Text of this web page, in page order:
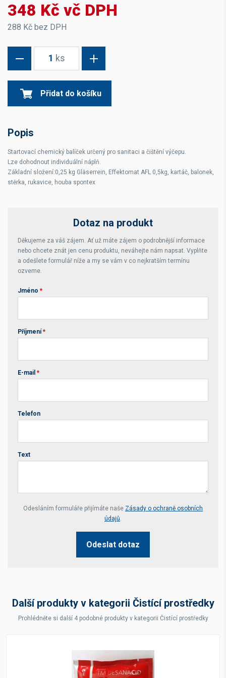
348 Kč vč DPH
288 Kč bez DPH
1 ks
Přidat do košíku
Popis
Startovací chemický balíček určený pro sanitaci a čištění výčepu.
Lze dohodnout individuální náplň.
Základní složení:0,25 kg Gläserrein, Effektomat AFL 0,5kg, kartáč, balonek,
stěrka, rukavice, houba spontex
Dotaz na produkt
Děkujeme za váš zájem. Ať už máte zájem o podrobnější informace
nebo chcete znát jen cenu produktu, neváhejte nám napsat. Vyplňte
a odešlete formulář níže a my se vám v co nejkratším termínu
ozveme.
Jméno *
Příjmení *
E-mail *
Telefon
Text
Your website *
Odesláním formuláře přijímáte naše Zásady o ochraně osobních
údajů.
Odeslat dotaz
Další produkty v kategorii Čistící prostředky
Prohlédněte si další 4 podobné produkty v kategorii Čistící prostředky